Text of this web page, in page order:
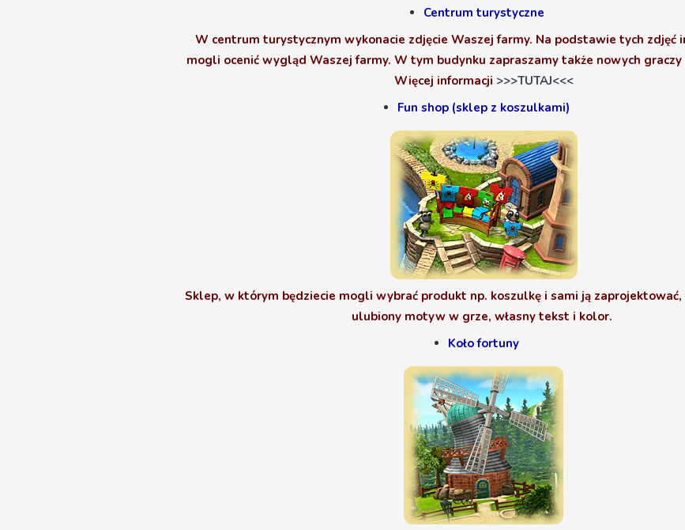
Centrum turystyczne
W centrum turystycznym wykonacie zdjęcie Waszej farmy. Na podstawie tych zdjęć
mogli ocenić wygląd Waszej farmy. W tym budynku zapraszamy także nowych
Więcej informacji >>>TUTAJ<<<
Fun shop (sklep z koszulkami)
Sklep, w którym będziecie mogli wybrać produkt np. koszulkę i sami ją zaprojektować,
ulubiony motyw w grze, własny tekst i kolor.
Koło fortuny